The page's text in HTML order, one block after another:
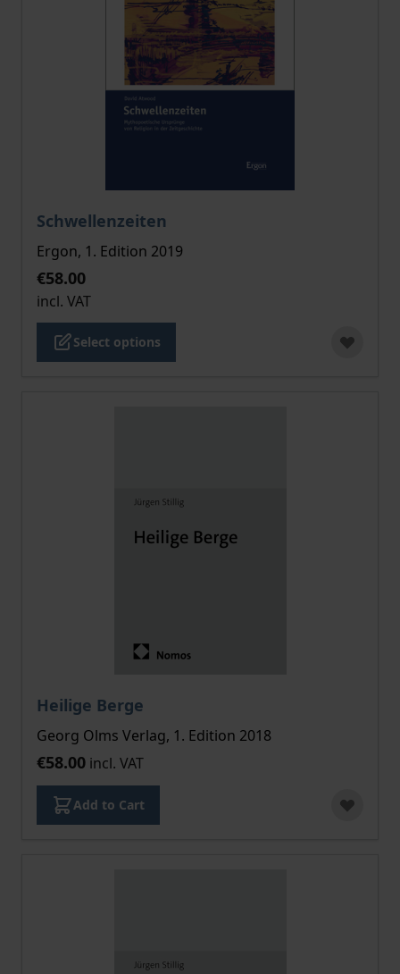
Schwellenzeiten
The price depends on the options chosen on the
Ergon, 1. Edition 2019
€58.00
incl. VAT
Select options
Heilige Berge
Georg Olms Verlag, 1. Edition 2018
€58.00 incl. VAT
Add to Cart